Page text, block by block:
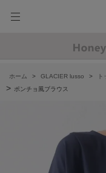
ホーム > GLACIER lusso > ト
> ポンチョ風ブラウス